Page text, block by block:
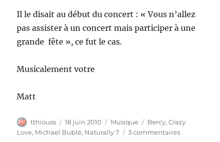
Il le disait au début du concert : « Vous n’allez
pas assister à un concert mais participer à une
grande fête », ce fut le cas.
Musicalement votre
Matt
Auteur
tthiouss
Publié
le
18 juin 2010 Catégories
Musique Étiquettes
Bercy,Crazy
Love, Michael Bublé, Naturally 7 3 commentairessur